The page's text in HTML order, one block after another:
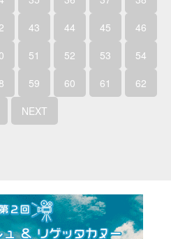
43 44 45
46
51 52 53
54
59 60 61
62
NEXT